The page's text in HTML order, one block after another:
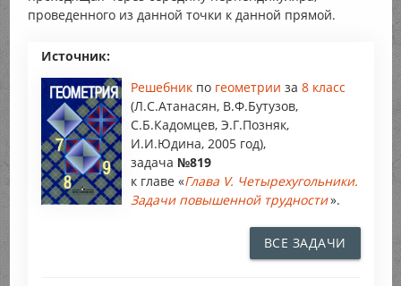
проведенного из данной точки к данной прямой.
Источник:
Решебник по геометрии за 8 класс
(Л.С.Атанасян, В.Ф.Бутузов,
С.Б.Кадомцев, Э.Г.Позняк,
И.И.Юдина, 2005 год),
задача №819
к главе «Глава V. Четырехугольники.
Задачи повышенной трудности».
ВСЕ ЗАДАЧИ